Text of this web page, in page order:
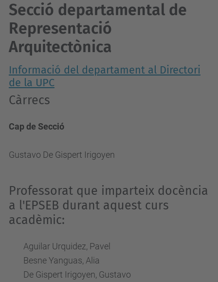
Secció departamental de
Representació
Arquitectònica
Informació del departament al Directori
de la UPC
Càrrecs
Cap de Secció
Gustavo De Gispert Irigoyen
Professorat que imparteix docència
a l'EPSEB durant aquest curs
acadèmic:
Aguilar Urquidez, Pavel
Besne Yanguas, Alia
De Gispert Irigoyen, Gustavo